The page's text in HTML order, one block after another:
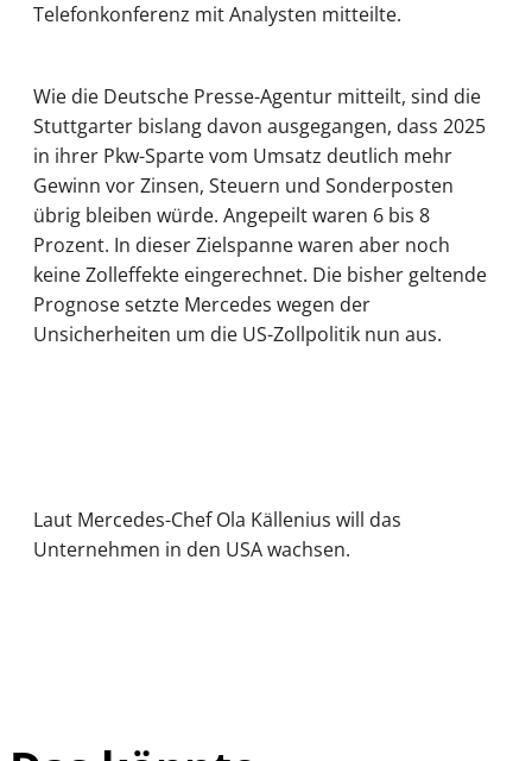
Telefonkonferenz mit Analysten mitteilte.
Wie die Deutsche Presse-Agentur mitteilt, sind die
Stuttgarter bislang davon ausgegangen, dass 2025
in ihrer Pkw-Sparte vom Umsatz deutlich mehr
Gewinn vor Zinsen, Steuern und Sonderposten
übrig bleiben würde. Angepeilt waren 6 bis 8
Prozent. In dieser Zielspanne waren aber noch
keine Zolleffekte eingerechnet. Die bisher geltende
Prognose setzte Mercedes wegen der
Unsicherheiten um die US-Zollpolitik nun aus.
Laut Mercedes-Chef Ola Källenius will das
Unternehmen in den USA wachsen.